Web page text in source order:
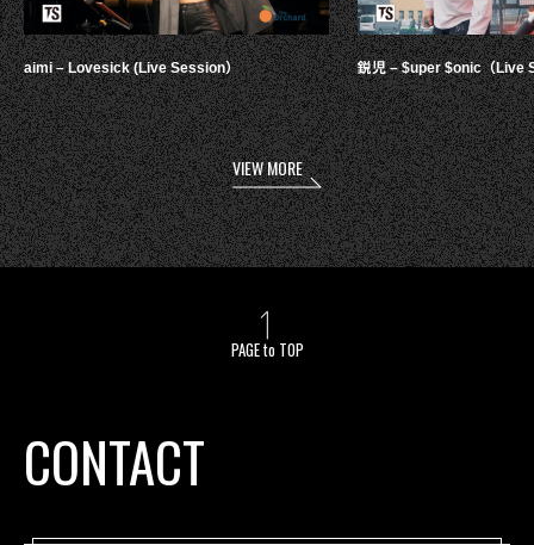
aimi – Lovesick (Live Session） 鋭児 – $uper $onic（Live
VIEW MORE
PAGE to TOP
CONTACT